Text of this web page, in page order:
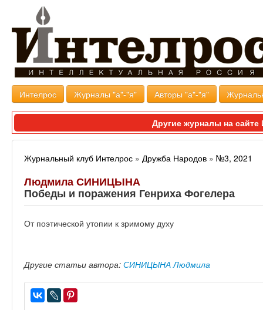
Интелрос Журналы "а"-"я" Авторы "а"-"я"
Другие журналы на
Журнальный клуб Интелрос » Дружба Народов » №3, 2021
Людмила СИНИЦЫНА
Победы и поражения Генриха Фогелера
От поэтической утопии к зримому духу
Другие статьи автора: СИНИЦЫНА Людмила